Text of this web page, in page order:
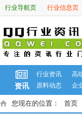
行业导航页 行业信息页
资讯
行业资讯
高
原料动态
企
您现在的位置： 首页